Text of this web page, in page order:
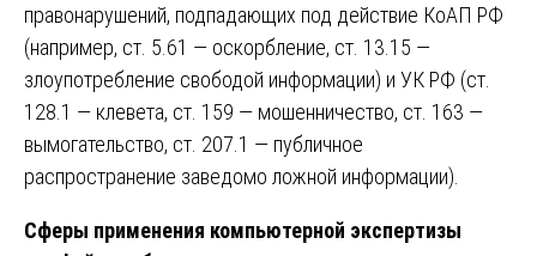
правонарушений, подпадающих под действие КоАП РФ
(например, ст. 5.61 — оскорбление, ст. 13.15 —
злоупотребление свободой информации) и УК РФ (ст.
128.1 — клевета, ст. 159 — мошенничество, ст. 163 —
вымогательство, ст. 207.1 — публичное
распространение заведомо ложной информации).
Сферы применения компьютерной экспертизы